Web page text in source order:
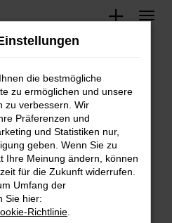
Fahrzeugbestand
Error
aufgetreten.
die dir helfen können:
und deine
zum Beispiel deine
die bestmögliche
zu ermöglichen und unsere
zu verbessern. Wir
Präferenzen und
und Statistiken nur,
geben. Wenn Sie zu
Ihre Meinung ändern, können
für die Zukunft widerrufen.
Umfang der
Sie hier:
Richtlinie